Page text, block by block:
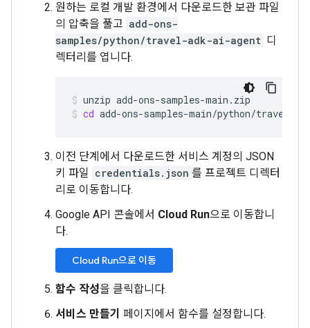
원하는 로컬 개발 환경에서 다운로드한 보관 파일
의 압축을 풀고 add-ons-
samples/python/travel-adk-ai-agent 디
렉터리를 엽니다.
unzip add-ons-samples-main.zip
cd add-ons-samples-main/python/travel-
이전 단계에서 다운로드한 서비스 계정의 JSON
키 파일 credentials.json 를 프로젝트 디렉터
리로 이동합니다.
Google API 콘솔에서 Cloud Run으로 이동합니
다.
Cloud Run으로 이동
함수 작성을 클릭합니다.
서비스 만들기 페이지에서 함수를 설정합니다.